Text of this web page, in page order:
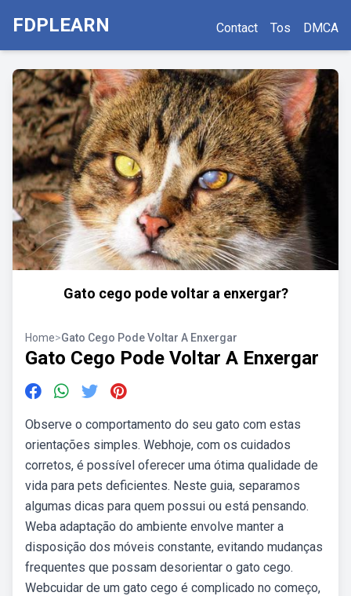
FDPLEARN Contact Tos DMCA
Gato cego pode voltar a enxergar?
Home>Gato Cego Pode Voltar A Enxergar
Gato Cego Pode Voltar A Enxergar
Observe o comportamento do seu gato com estas
orientações simples. Webhoje, com os cuidados
corretos, é possível oferecer uma ótima qualidade de
vida para pets deficientes. Neste guia, separamos
algumas dicas para quem possui ou está pensando.
Weba adaptação do ambiente envolve manter a
disposição dos móveis constante, evitando mudanças
frequentes que possam desorientar o gato cego.
Webcuidar de um gato cego é complicado no começo,